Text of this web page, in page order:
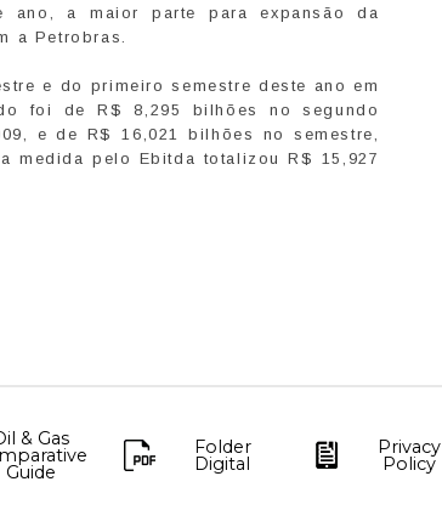
a maior parte para expansão da
a Petrobras.
e do primeiro semestre deste ano em
foi de R$ 8,295 bilhões no segundo
e de R$ 16,021 bilhões no semestre,
medida pelo Ebitda totalizou R$ 15,927
& Gas
Guide
Folder
Digital
Privacy
Policy